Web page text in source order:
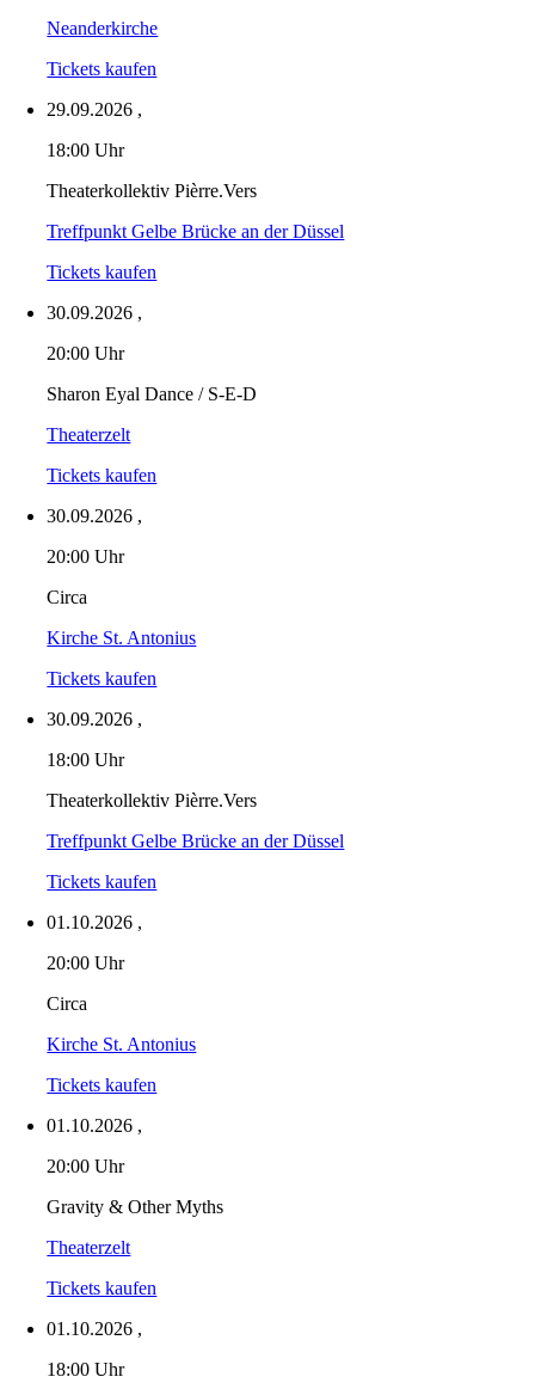
Neanderkirche
Tickets kaufen
29.09.2026 ,
18:00 Uhr
Theaterkollektiv Pièrre.Vers
Treffpunkt Gelbe Brücke an der Düssel
Tickets kaufen
30.09.2026 ,
20:00 Uhr
Sharon Eyal Dance / S-E-D
Theaterzelt
Tickets kaufen
30.09.2026 ,
20:00 Uhr
Circa
Kirche St. Antonius
Tickets kaufen
30.09.2026 ,
18:00 Uhr
Theaterkollektiv Pièrre.Vers
Treffpunkt Gelbe Brücke an der Düssel
Tickets kaufen
01.10.2026 ,
20:00 Uhr
Circa
Kirche St. Antonius
Tickets kaufen
01.10.2026 ,
20:00 Uhr
Gravity & Other Myths
Theaterzelt
Tickets kaufen
01.10.2026 ,
18:00 Uhr